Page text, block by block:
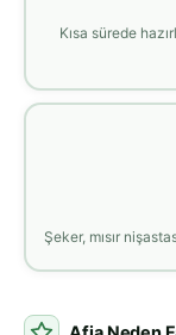
Kısa sürede
Şeker, mısır